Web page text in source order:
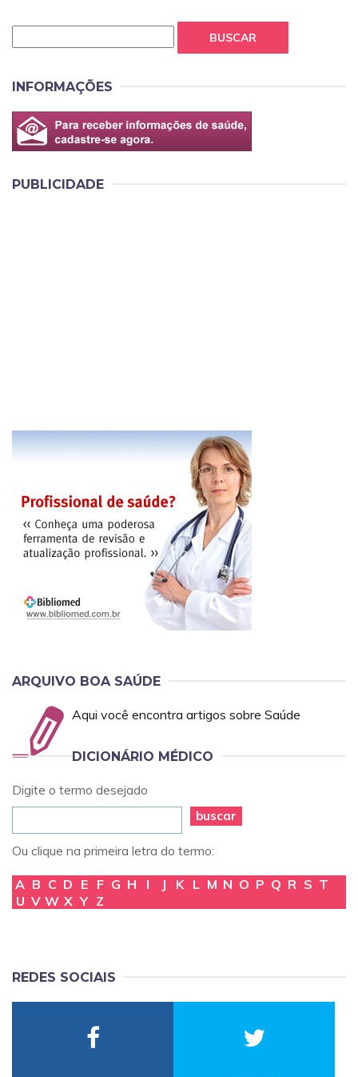
BUSCAR
INFORMAÇÕES
PUBLICIDADE
ARQUIVO BOA SAÚDE
Aqui você encontra artigos sobre Saúde
DICIONÁRIO MÉDICO
Digite o termo desejado
buscar
Ou clique na primeira letra do termo:
A B C D E F G H I J K L M N O P Q R S T
U V W X Y Z
REDES SOCIAIS